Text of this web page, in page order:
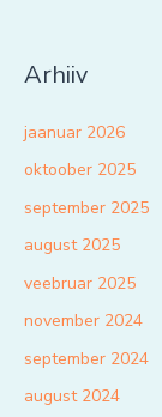
Arhiiv
jaanuar 2026
oktoober 2025
september 2025
august 2025
veebruar 2025
november 2024
september 2024
august 2024